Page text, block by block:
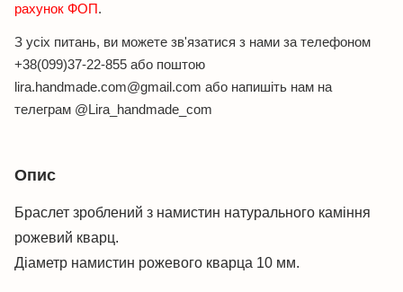
рахунок ФОП.
З усіх питань, ви можете зв'язатися з нами за телефоном
+38(099)37-22-855 або поштою
lira.handmade.com@gmail.com або напишіть нам на
телеграм @Lira_handmade_com
Опис
Браслет зроблений з намистин натурального каміння
рожевий кварц.
Діаметр намистин рожевого кварца 10 мм.